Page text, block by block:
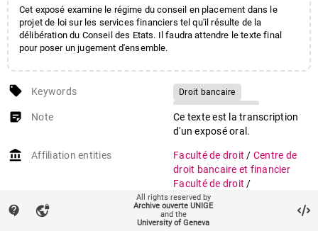
Cet exposé examine le régime du conseil en placement dans le
projet de loi sur les services financiers tel qu'il résulte de la
délibération du Conseil des Etats. Il faudra attendre le texte final
pour poser un jugement d'ensemble.
local_offer Keywords
Droit bancaire
Gestion de fortune
Protection des investisseurs
Suitability
Suisse
sticky_note_2 Note
Ce texte est la transcription
d'un exposé oral.
account_balance Affiliation entities Faculté de droit / Centre de
droit bancaire et financier
Faculté de droit /
Département de droit civil
THÉVENOZ, Luc. Eignungs‐
contact_support vpn_lock
All rights reserved by
Archive ouverte UNIGE
and the
University of Geneva